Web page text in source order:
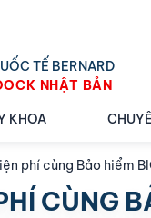
TẾ BERNARD
NHẬT BẢN
KHOA
phí cùng Bảo hiểm
CÙNG